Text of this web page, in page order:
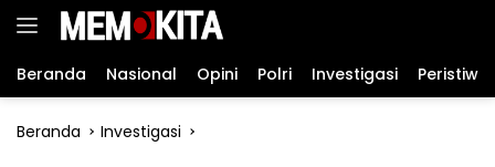
Langsung
Beranda Nasional Opini Polri Investigasi Peristiwa
Beranda Investigasi